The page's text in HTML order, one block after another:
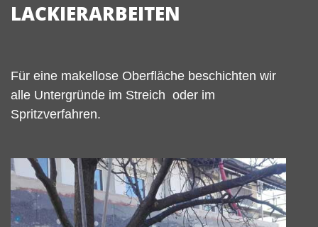
LACKIERARBEITEN
Für eine makellose Oberfläche beschichten wir
alle Untergründe im Streich oder im
Spritzverfahren.